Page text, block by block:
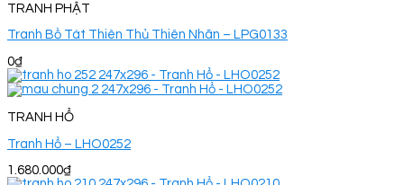
TRANH PHẬT
Tranh Bồ Tát Thiên Thủ Thiên Nhãn – LPG0133
0₫
TRANH HỔ
Tranh Hổ – LHO0252
1.680.000₫